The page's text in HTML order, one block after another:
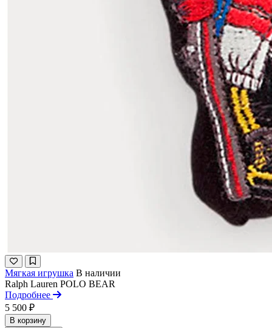
Мягкая игрушка В наличии
Ralph Lauren POLO BEAR
Подробнее
5 500 ₽
В корзину